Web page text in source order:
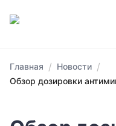
Главная / Новости /
Обзор дозировки